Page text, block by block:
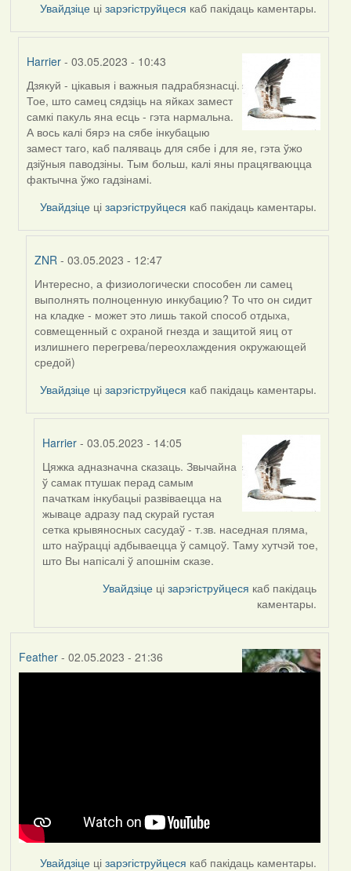
Увайдзіце цізарэгіструйцеся каб пакідаць каментары.
Harrier - 03.05.2023 - 10:43
In
reply
to
by
ZNR
Дзякуй - цікавыя і важныя падрабязнасці.
Тое, што самец сядзіць на яйках замест
самкі пакуль яна есць - гэта нармальна.
А вось калі бярэ на сябе інкубацыю
замест таго, каб паляваць для сябе і для яе, гэта ўжо
дзіўныя паводзіны. Тым больш, калі яны працягваюцца
фактычна ўжо гадзінамі.
Увайдзіце цізарэгіструйцеся каб пакідаць каментары.
ZNR - 03.05.2023 - 12:47
In
reply
to
by
Harrier
Интересно, а физиологически способен ли самец
выполнять полноценную инкубацию? То что он сидит
на кладке - может это лишь такой способ отдыха,
совмещенный с охраной гнезда и защитой яиц от
излишнего перегрева/переохлаждения окружающей
средой)
Увайдзіце цізарэгіструйцеся каб пакідаць каментары.
Harrier- 03.05.2023 - 14:05
In
reply
to
by
ZNR
Цяжка адназначна сказаць. Звычайна
ў самак птушак перад самым
пачаткам інкубацыі развіваецца на
жываце адразу пад скурай густая
сетка крывяносных сасудаў - т.зв. наседная пляма,
што наўрацці адбываецца ў самцоў. Таму хутчэй тое,
што Вы напісалі ў апошнім сказе.
Увайдзіце цізарэгіструйцеся каб пакідаць
каментары.
Feather- 02.05.2023 - 21:36
Увайдзіце цізарэгіструйцеся каб пакідаць каментары.